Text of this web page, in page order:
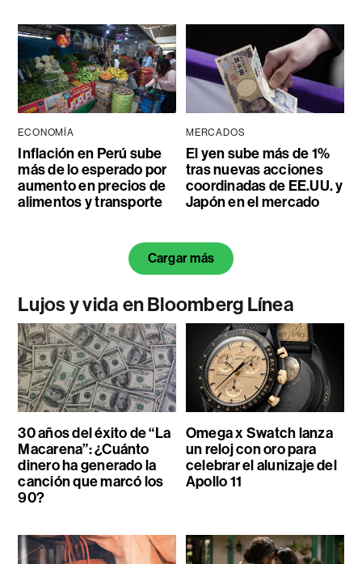
ECONOMÍA
Inflación en Perú sube
más de lo esperado por
aumento en precios de
alimentos y transporte
MERCADOS
El yen sube más de 1%
tras nuevas acciones
coordinadas de EE.UU. y
Japón en el mercado
Cargar más
Lujos y vida en Bloomberg Línea
30 años del éxito de “La
Macarena”: ¿Cuánto
dinero ha generado la
canción que marcó los
90?
Omega x Swatch lanza
un reloj con oro para
celebrar el alunizaje del
Apollo 11